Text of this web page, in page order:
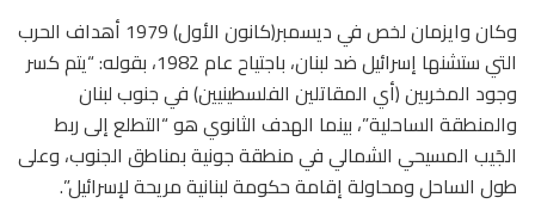
وكان وايزمان لخص في ديسمبر(كانون الأول) 1979 أهداف الحرب
التي ستشنها إسرائيل ضد لبنان، باجتياح عام 1982، بقوله: “يتم كسر
وجود المخربين (أي المقاتلين الفلسطينيين) في جنوب لبنان
والمنطقة الساحلية”، بينما الهدف الثانوي هو “التطلع إلى ربط
الجَيب المسيحي الشمالي في منطقة جونية بمناطق الجنوب، وعلى
طول الساحل ومحاولة إقامة حكومة لبنانية مريحة لإسرائيل”.